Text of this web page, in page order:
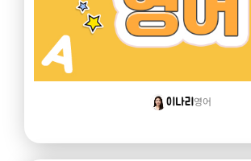
이나리 영어